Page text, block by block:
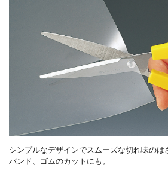
シンプルなデザインでスムーズな切れ味のは
バンド、ゴムのカットにも。